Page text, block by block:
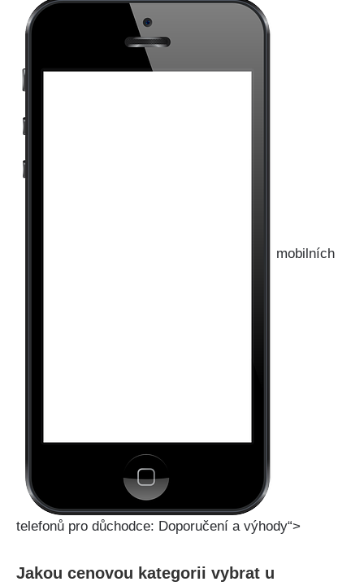
mobilních
telefonů pro důchodce: Doporučení a výhody“>
Jakou cenovou kategorii vybrat u